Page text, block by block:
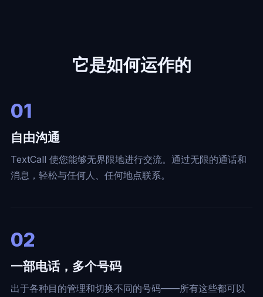
它是如何运作的
01
自由沟通
TextCall 使您能够无界限地进行交流。通过无限的通话和
消息，轻松与任何人、任何地点联系。
02
一部电话，多个号码
出于各种目的管理和切换不同的号码——所有这些都可以